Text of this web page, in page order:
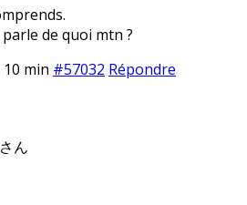
de quoi mtn ?
10 min #57032 Répondre
ん